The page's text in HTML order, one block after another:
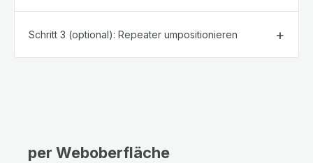
Schritt 3 (optional): Repeater umpositionieren
per Weboberfläche